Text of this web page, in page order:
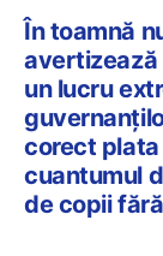
În toamnă
avertizează
un lucru
corect plata
cuantumul
de copii